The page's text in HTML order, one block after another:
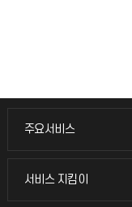
주요서비스
주요서비스
교무회의방송
서비스 지킴이
서비스 지킴이